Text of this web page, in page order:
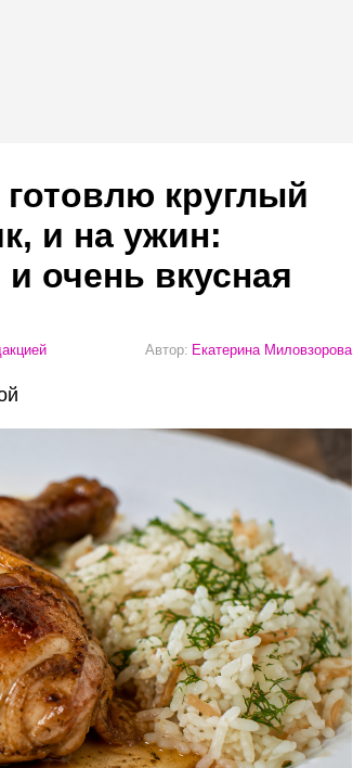
круглый
и на ужин:
очень вкусная
Автор: Екатерина Миловзорова